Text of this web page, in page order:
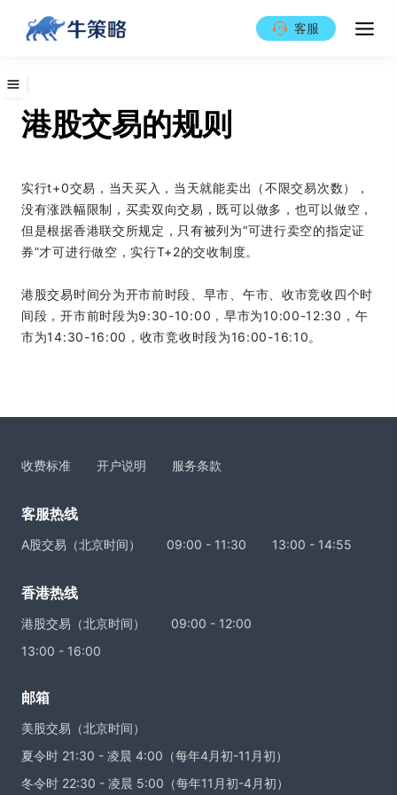
客服
港股交易的规则
实行t+0交易，当天买入，当天就能卖出（不限交易次数），
没有涨跌幅限制，买卖双向交易，既可以做多，也可以做空，
但是根据香港联交所规定，只有被列为“可进行卖空的指定证
券”才可进行做空，实行T+2的交收制度。
港股交易时间分为开市前时段、早市、午市、收市竞收四个时
间段，开市前时段为9:30-10:00，早市为10:00-12:30，午
市为14:30-16:00，收市竞收时段为16:00-16:10。
收费标准 开户说明 服务条款
客服热线
A股交易（北京时间） 09:00 - 11:30 13:00 - 14:55
香港热线
港股交易（北京时间）
09:00 - 12:00
13:00 - 16:00
邮箱
美股交易（北京时间）
夏令时 21:30 - 凌晨 4:00（每年4月初-11月初）
冬令时 22:30 - 凌晨 5:00（每年11月初-4月初）